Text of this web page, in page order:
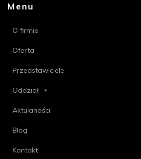
Menu
O firmie
Oferta
Przedstawiciele
Oddział
Aktulaności
Blog
Kontakt